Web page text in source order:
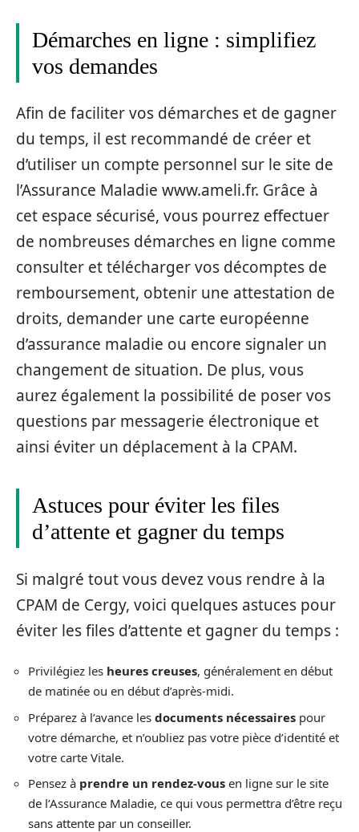
Démarches en ligne : simplifiez
vos demandes
Afin de faciliter vos démarches et de gagner
du temps, il est recommandé de créer et
d’utiliser un compte personnel sur le site de
l’Assurance Maladie www.ameli.fr. Grâce à
cet espace sécurisé, vous pourrez effectuer
de nombreuses démarches en ligne comme
consulter et télécharger vos décomptes de
remboursement, obtenir une attestation de
droits, demander une carte européenne
d’assurance maladie ou encore signaler un
changement de situation. De plus, vous
aurez également la possibilité de poser vos
questions par messagerie électronique et
ainsi éviter un déplacement à la CPAM.
Astuces pour éviter les files
d’attente et gagner du temps
Si malgré tout vous devez vous rendre à la
CPAM de Cergy, voici quelques astuces pour
éviter les files d’attente et gagner du temps :
Privilégiez les heures creuses, généralement en début
de matinée ou en début d’après-midi.
Préparez à l’avance les documents nécessaires pour
votre démarche, et n’oubliez pas votre pièce d’identité et
votre carte Vitale.
Pensez à prendre un rendez-vous en ligne sur le site
de l’Assurance Maladie, ce qui vous permettra d’être reçu
sans attente par un conseiller.